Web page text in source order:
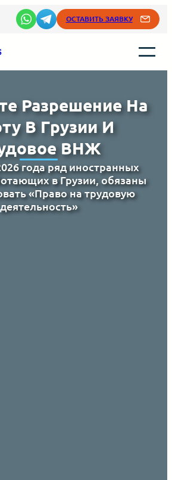
ОСТАВИТЬ ЗАЯВКУ
Разрешение На
В Грузии И
ВНЖ
года ряд иностранных
в Грузии, обязаны
«Право на трудовую
деятельность»